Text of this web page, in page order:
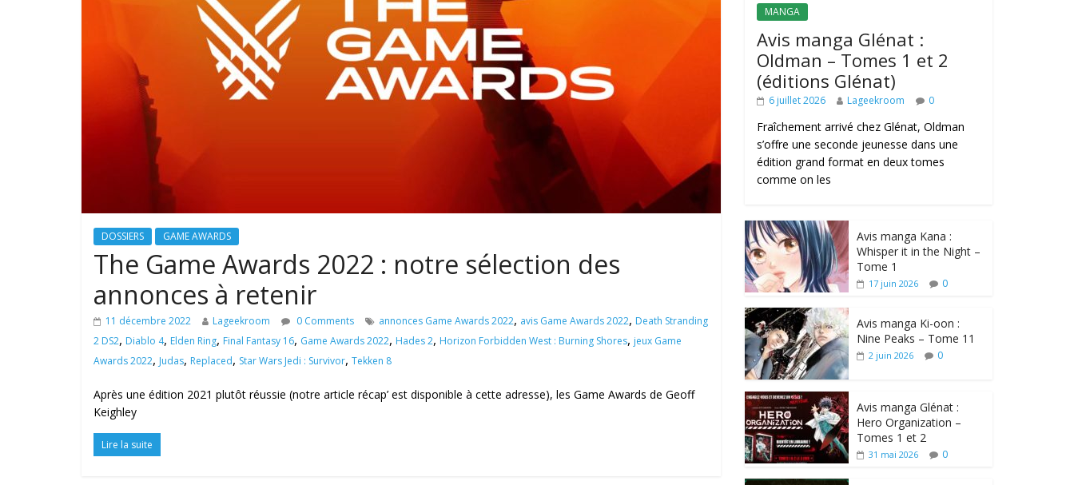
DOSSIERS GAME AWARDS
The Game Awards 2022 : notre sélection des
annonces à retenir
11 décembre 2022 Lageekroom 0 Comments annonces Game Awards 2022, avis Game Awards 2022, Death Stranding
2 DS2, Diablo 4, Elden Ring, Final Fantasy 16, Game Awards 2022, Hades 2, Horizon Forbidden West : Burning Shores, jeux Game
Awards 2022, Judas, Replaced, Star Wars Jedi : Survivor, Tekken 8
Après une édition 2021 plutôt réussie (notre article récap’ est disponible à cette adresse), les Game Awards de Geoff
Keighley
Lire la suite
MANGA
Avis manga Glénat :
Oldman – Tomes 1 et 2
(éditions Glénat)
6 juillet 2026 Lageekroom 0
Fraîchement arrivé chez Glénat, Oldman
s’offre une seconde jeunesse dans une
édition grand format en deux tomes
comme on les
Avis manga Kana :
Whisper it in the Night –
Tome 1
17 juin 2026 0
Avis manga Ki-oon :
Nine Peaks – Tome 11
2 juin 2026 0
Avis manga Glénat :
Hero Organization –
Tomes 1 et 2
31 mai 2026 0